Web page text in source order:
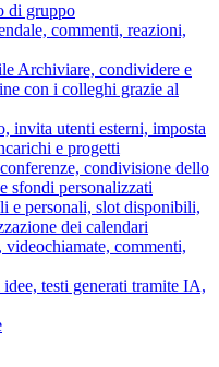
di gruppo
commenti, reazioni,
Archiviare, condividere e
con i colleghi grazie al
invita utenti esterni, imposta
e progetti
condivisione dello
sfondi personalizzati
e personali, slot disponibili,
dei calendari
videochiamate, commenti,
testi generati tramite IA,